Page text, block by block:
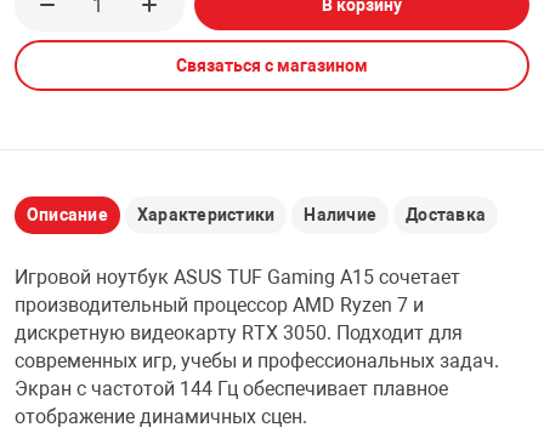
PCI АДАПТЕРЫ
USB
CARD RIDER
НАБОР ДЛЯ
CD-DVD ДИСКИ
В корзину
Связаться с магазином
Описание Характеристики Наличие Доставка
Игровой ноутбук ASUS TUF Gaming A15 сочетает
производительный процессор AMD Ryzen 7 и
дискретную видеокарту RTX 3050. Подходит для
современных игр, учебы и профессиональных задач.
Экран с частотой 144 Гц обеспечивает плавное
отображение динамичных сцен.